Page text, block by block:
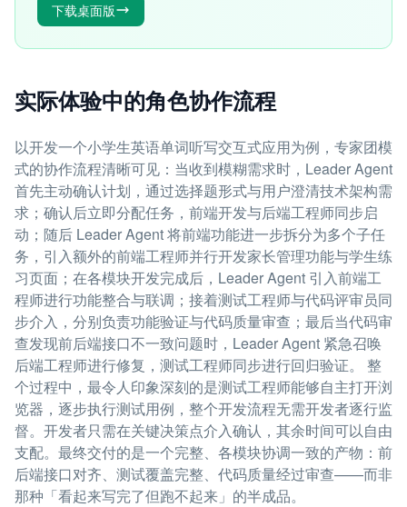
下载桌面版
实际体验中的角色协作流程
以开发一个小学生英语单词听写交互式应用为例，专家团模
式的协作流程清晰可见：当收到模糊需求时，Leader Agent
首先主动确认计划，通过选择题形式与用户澄清技术架构需
求；确认后立即分配任务，前端开发与后端工程师同步启
动；随后 Leader Agent 将前端功能进一步拆分为多个子任
务，引入额外的前端工程师并行开发家长管理功能与学生练
习页面；在各模块开发完成后，Leader Agent 引入前端工
程师进行功能整合与联调；接着测试工程师与代码评审员同
步介入，分别负责功能验证与代码质量审查；最后当代码审
查发现前后端接口不一致问题时，Leader Agent 紧急召唤
后端工程师进行修复，测试工程师同步进行回归验证。 整
个过程中，最令人印象深刻的是测试工程师能够自主打开浏
览器，逐步执行测试用例，整个开发流程无需开发者逐行监
督。开发者只需在关键决策点介入确认，其余时间可以自由
支配。最终交付的是一个完整、各模块协调一致的产物：前
后端接口对齐、测试覆盖完整、代码质量经过审查——而非
那种「看起来写完了但跑不起来」的半成品。